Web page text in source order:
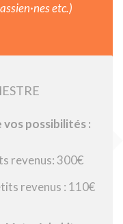
etc.)
possibilités :
revenus: 300€
revenus : 110€